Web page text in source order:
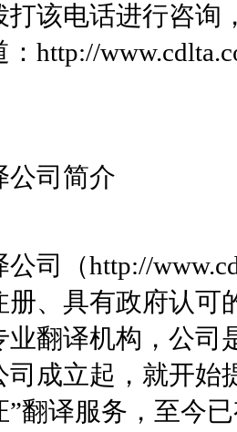
打该电话进行咨询
http://
公司简介
公司（http://
册、具有政府认可
业翻译机构，公
司成立起，就开始
”翻译服务，至今